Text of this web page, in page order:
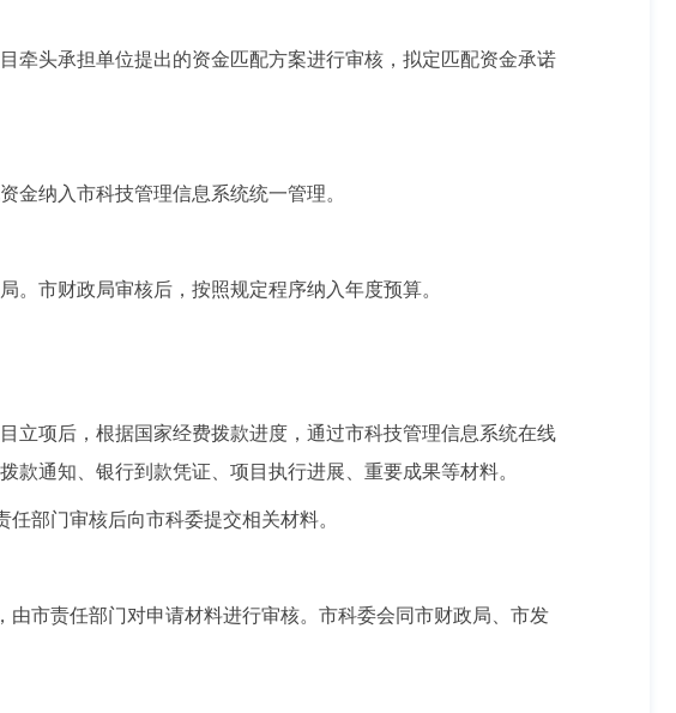
牵头承担单位提出的资金匹配方案进行审核，拟定匹配资金承诺
金纳入市科技管理信息系统统一管理。
市财政局审核后，按照规定程序纳入年度预算。
立项后，根据国家经费拨款进度，通过市科技管理信息系统在线
通知、银行到款凭证、项目执行进展、重要成果等材料。
部门审核后向市科委提交相关材料。
市责任部门对申请材料进行审核。市科委会同市财政局、市发